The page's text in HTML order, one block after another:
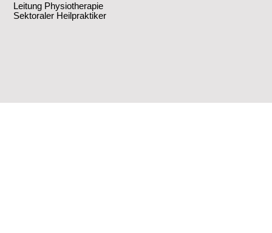
Leitung Physiotherapie
Sektoraler Heilpraktiker